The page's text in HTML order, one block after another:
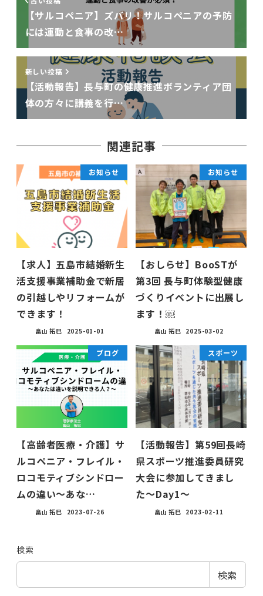
【サルコペニア】ズバリ！サルコペニアの予防
には運動と食事の改…
新しい投稿
【活動報告】長与町の健康推進ボランティア団
体の方々に講義を行…
関連記事
お知らせ
【求人】五島市結婚新生
活支援事業補助金で新居
の引越しやリフォームが
できます！
畠山 拓巳 2025-01-01
お知らせ
【おしらせ】BooSTが
第3回 長与町体験型健康
づくりイベントに出展し
ます！￼
畠山 拓巳 2025-03-02
ブログ
【高齢者医療・介護】サ
ルコペニア・フレイル・
ロコモティブシンドロー
ムの違い〜あな…
畠山 拓巳 2023-07-26
スポーツ
【活動報告】第59回長崎
県スポーツ推進委員研究
大会に参加してきまし
た〜Day1〜
畠山 拓巳 2023-02-11
検索
検索